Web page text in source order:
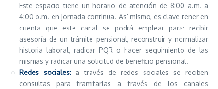
Este espacio tiene un horario de atención de 8:00 a.m. a
4:00 p.m. en jornada continua. Así mismo, es clave tener en
cuenta que este canal se podrá emplear para: recibir
asesoría de un trámite pensional, reconstruir y normalizar
historia laboral, radicar PQR o hacer seguimiento de las
mismas y radicar una solicitud de beneficio pensional.
Redes sociales:
a través de redes sociales se reciben
consultas para tramitarlas a través de los canales